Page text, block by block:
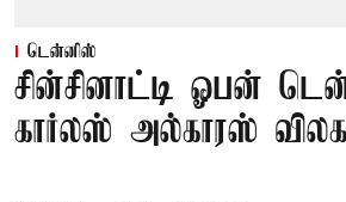
டென்னிஸ்
சின்சினாட்டி ஓபன்
கார்லஸ் அல்காரஸ்